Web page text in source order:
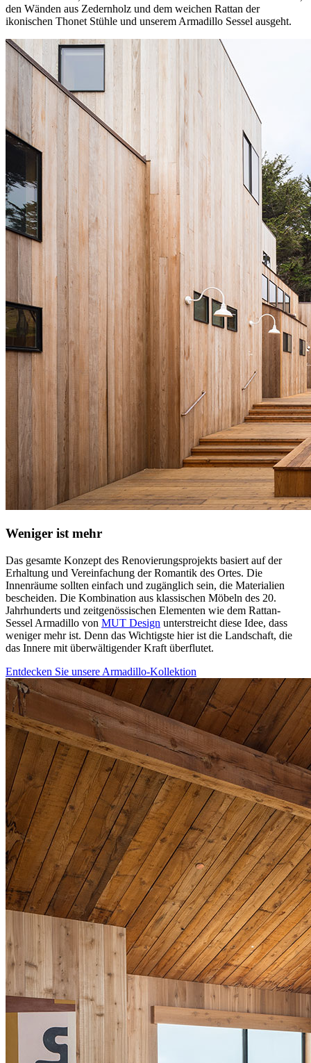
den Wänden aus Zedernholz und dem weichen Rattan der
ikonischen Thonet Stühle und unserem Armadillo Sessel ausgeht.
Weniger ist mehr
Das gesamte Konzept des Renovierungsprojekts basiert auf der
Erhaltung und Vereinfachung der Romantik des Ortes. Die
Innenräume sollten einfach und zugänglich sein, die Materialien
bescheiden. Die Kombination aus klassischen Möbeln des 20.
Jahrhunderts und zeitgenössischen Elementen wie dem Rattan-
Sessel Armadillo von MUT Design unterstreicht diese Idee, dass
weniger mehr ist. Denn das Wichtigste hier ist die Landschaft, die
das Innere mit überwältigender Kraft überflutet.
Entdecken Sie unsere Armadillo-Kollektion